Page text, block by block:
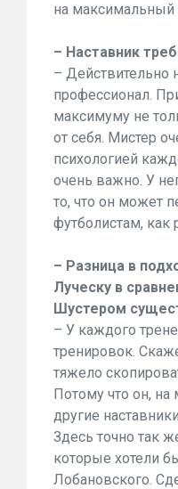
на максимальный
– Наставник
– Действительно
профессионал.
максимуму не
от себя. Мистер
психологией
очень важно. У
то, что он может
футболистам, как
– Разница в
Луческу в
Шустером
– У каждого
тренировок.
тяжело
Потому что он, на
другие
Здесь точно так
которые хотели
Лобановского.